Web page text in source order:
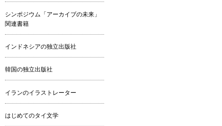
シンポジウム「アーカイブの未来」
関連書籍
インドネシアの独立出版社
韓国の独立出版社
イランのイラストレーター
はじめてのタイ文学